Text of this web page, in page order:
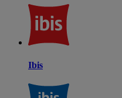
Ibis